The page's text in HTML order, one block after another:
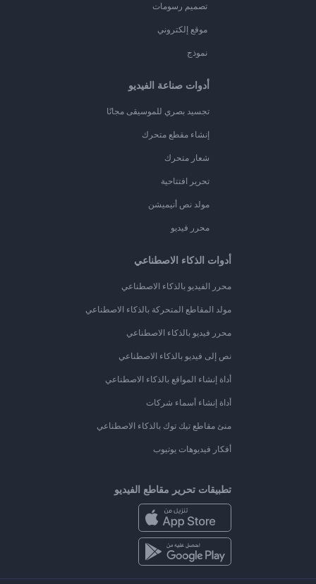
تصميم رسومات
موقع إلكتروني
نموذج
أدوات صناعة الفيديو
تجسيد بصري للموسيقى مجانًا
إنشاء مقطع متحرك
شعار متحرك
تحرير افتتاحية
مولد نص أنيميشن
محرر فيديو
أدوات الذكاء الاصطناعي
محرر الفيديو بالذكاء الاصطناعي
مولد المقاطع المتحركة بالذكاء الاصطناعي
محرر فيديو بالذكاء الاصطناعي
نص إلى فيديو بالذكاء الاصطناعي
أداة إنشاء المواقع بالذكاء الاصطناعي
أداة إنشاء أسماء شركات
منئ مقاطع تيك توك بالذكاء الاصطناعي
أفكار فيديوهات يوتيوب
تطبيقات تحرير مقاطع الفيديو